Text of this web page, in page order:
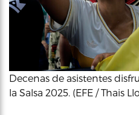
Decenas de asistentes
la Salsa 2025. (EFE / Thais